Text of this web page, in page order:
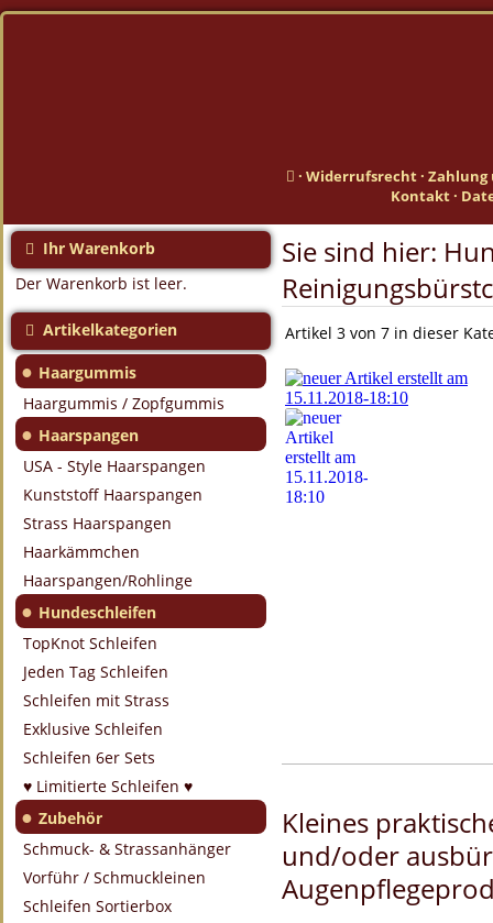
· Widerrufsrecht· Zahlung
Kontakt·
Ihr Warenkorb
Der Warenkorb ist leer.
Artikelkategorien
● Haargummis
Haargummis / Zopfgummis
● Haarspangen
USA - Style Haarspangen
Kunststoff Haarspangen
Strass Haarspangen
Haarkämmchen
Haarspangen/Rohlinge
● Hundeschleifen
TopKnot Schleifen
Jeden Tag Schleifen
Schleifen mit Strass
Exklusive Schleifen
Schleifen 6er Sets
♥ Limitierte Schleifen ♥
● Zubehör
Schmuck- & Strassanhänger
Vorführ / Schmuckleinen
Schleifen Sortierbox
Sie sind hier:
Artikel 3 von 7 in dieser
Kleines
und/oder